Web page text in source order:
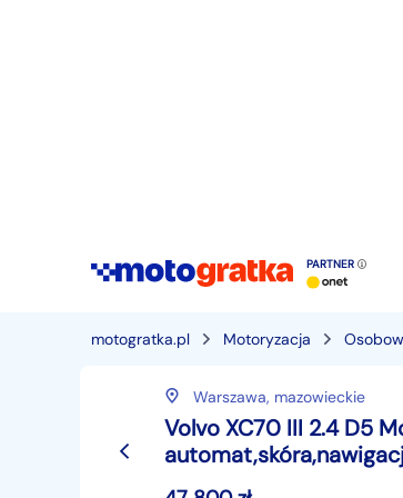
PARTNER
motogratka.pl Motoryzacja
Warszawa, mazowieckie
Volvo XC70 III 2.4 D5